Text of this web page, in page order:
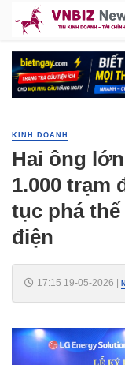
KINH DOANH
Hai ông
1.000 trạm
tục phá
điện
17:15 19-05-2026